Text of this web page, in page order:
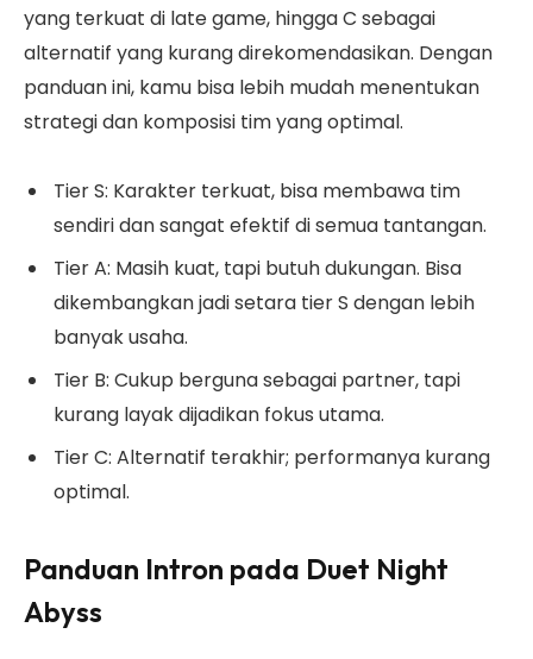
yang terkuat di late game, hingga C sebagai
alternatif yang kurang direkomendasikan. Dengan
panduan ini, kamu bisa lebih mudah menentukan
strategi dan komposisi tim yang optimal.
Tier S: Karakter terkuat, bisa membawa tim
sendiri dan sangat efektif di semua tantangan.
Tier A: Masih kuat, tapi butuh dukungan. Bisa
dikembangkan jadi setara tier S dengan lebih
banyak usaha.
Tier B: Cukup berguna sebagai partner, tapi
kurang layak dijadikan fokus utama.
Tier C: Alternatif terakhir; performanya kurang
optimal.
Panduan Intron pada Duet Night
Abyss